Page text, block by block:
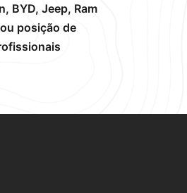
BYD, Jeep, Ram
posição de